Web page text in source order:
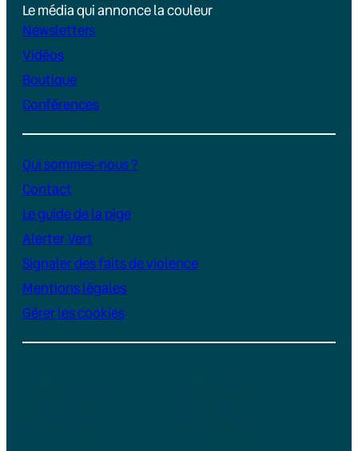
Le média qui annonce la couleur
Newsletters
Vidéos
Boutique
Conférences
Qui sommes-nous ?
Contact
Le guide de la pige
Alerter Vert
Signaler des faits de violence
Mentions légales
Gérer les cookies